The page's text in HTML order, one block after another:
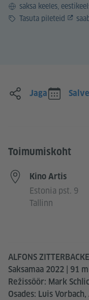
Keelsaksa keeles,
HindTasuta pileteid
ALFONS
Saksamaa 2022 | 91
Režissöör: Mark
Osades: Luis
Jaga
Toimumiskoht
Kino Artis
Estonia pst. 9
Tallinn